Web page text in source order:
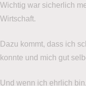
Wichtig war sicherlich
Wirtschaft.
Dazu kommt, dass ich
konnte und mich gut
Und wenn ich ehrlich